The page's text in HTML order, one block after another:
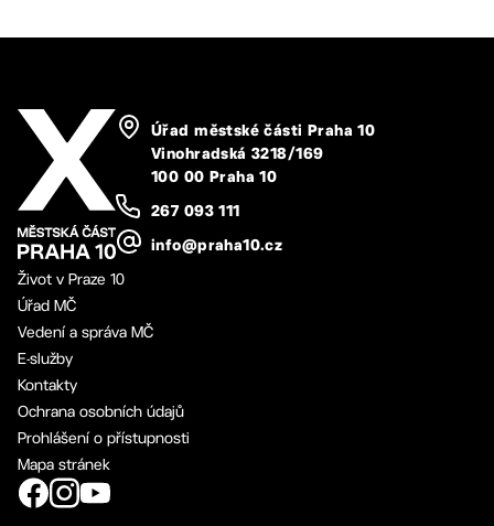
Úřad městské části Praha 10
Vinohradská 3218/169
100 00 Praha 10
267 093 111
info@praha10.cz
Život v Praze 10
Úřad MČ
Vedení a správa MČ
E-služby
Kontakty
Ochrana osobních údajů
Prohlášení o přístupnosti
Mapa stránek